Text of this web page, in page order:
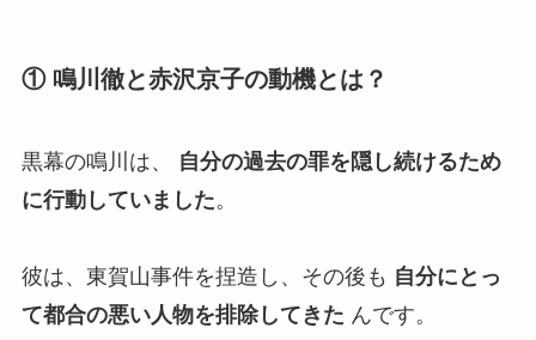
① 鳴川徹と赤沢京子の動機とは？
黒幕の鳴川は、
自分の過去の罪を隠し続けるため
に行動していました。
彼は、東賀山事件を捏造し、その後も 自分にとっ
て都合の悪い人物を排除してきた んです。